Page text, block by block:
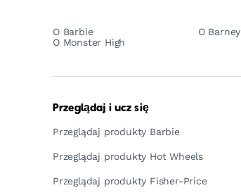
O Barbie O Barney
O Monster High
Przeglądaj i ucz się
Przeglądaj produkty Barbie
Przeglądaj produkty Hot Wheels
Przeglądaj produkty Fisher-Price